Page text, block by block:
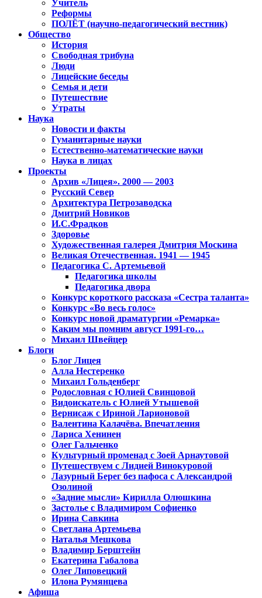
Учитель
Реформы
ПОЛЁТ (научно-педагогический вестник)
Общество
История
Свободная трибуна
Люди
Лицейские беседы
Семья и дети
Путешествие
Утраты
Наука
Новости и факты
Гуманитарные науки
Естественно-математические науки
Наука в лицах
Проекты
Архив «Лицея». 2000 — 2003
Русский Север
Архитектура Петрозаводска
Дмитрий Новиков
И.С.Фрадков
Здоровье
Художественная галерея Дмитрия Москина
Великая Отечественная. 1941 — 1945
Педагогика С. Артемьевой
Педагогика школы
Педагогика двора
Конкурс короткого рассказа «Сестра таланта»
Конкурс «Во весь голос»
Конкурс новой драматургии «Ремарка»
Каким мы помним август 1991-го…
Михаил Швейцер
Блоги
Блог Лицея
Алла Нестеренко
Михаил Гольденберг
Родословная с Юлией Свинцовой
Видоискатель с Юлией Утышевой
Вернисаж с Ириной Ларионовой
Валентина Калачёва. Впечатления
Лариса Хенинен
Олег Гальченко
Культурный променад с Зоей Арнаутовой
Путешествуем с Лидией Винокуровой
Лазурный Берег без пафоса с Александрой
Озолиной
«Задние мысли» Кирилла Олюшкина
Застолье с Владимиром Софиенко
Ирина Савкина
Светлана Артемьева
Наталья Мешкова
Владимир Берштейн
Екатерина Габалова
Олег Липовецкий
Илона Румянцева
Афиша